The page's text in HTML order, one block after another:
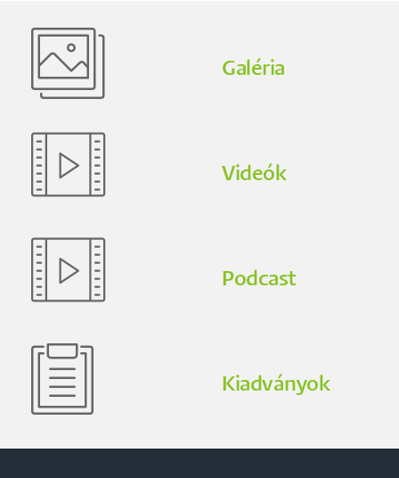
Galéria
Videók
Podcast
Kiadványok